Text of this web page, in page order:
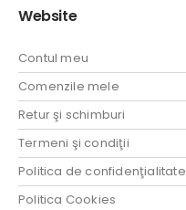
Website
Contul meu
Comenzile mele
Retur şi schimburi
Termeni şi condiţii
Politica de confidenţialitate
Politica Cookies